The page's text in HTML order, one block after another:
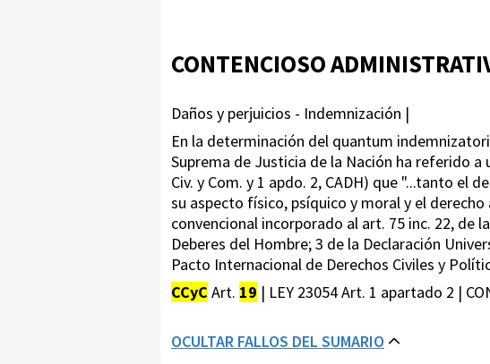
CONTENCIOSO
Daños y perjuicios - Indemnización |
En la determinación del quantum
Suprema de Justicia de la Nación ha referido
Civ. y Com. y 1 apdo. 2, CADH) que "...tanto el
su aspecto físico, psíquico y moral y el
convencional incorporado al art. 75 inc. 22, de
Deberes del Hombre; 3 de la Declaración
Pacto Internacional de Derechos Civiles y
CCyC Art. 19 | LEY 23054 Art. 1 apartado 2 |
OCULTAR FALLOS DEL SUMARIO